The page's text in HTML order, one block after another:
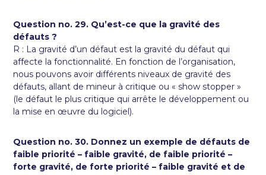
Question no. 29. Qu’est-ce que la gravité des
défauts ?
R : La gravité d’un défaut est la gravité du défaut qui
affecte la fonctionnalité. En fonction de l’organisation,
nous pouvons avoir différents niveaux de gravité des
défauts, allant de mineur à critique ou « show stopper »
(le défaut le plus critique qui arrête le développement ou
la mise en œuvre du logiciel).
Question no. 30. Donnez un exemple de défauts de
faible priorité – faible gravité, de faible priorité –
forte gravité, de forte priorité – faible gravité et de